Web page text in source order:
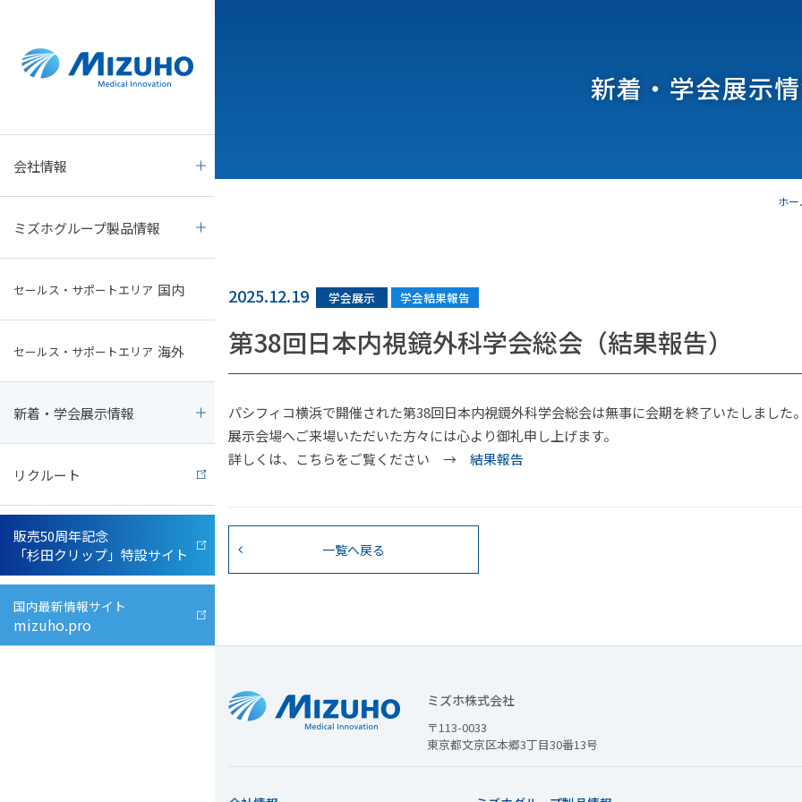
会社情報
会社概要
会社沿革
事業所一覧
ミズホグループ製品情報
mizuho.pro
ミズホOSI製品
外科手術関連機器
整形外科関連器具
PMDA
(独立行政法人 医薬品医療機器総合機構）
セールス・サポートエリア 国内
セールス・サポートエリア 海外
新着・学会展示情報
学会展示
学会展示スケジュール
メディア協力
リクルート
販売50周年記念
「杉田クリップ」特設サイト
国内最新情報サイト
mizuho.pro
新着・学会展示
ホ
2025.12.19 学会展示 学会結果報告
第38回日本内視鏡外科学会総会（結果報告）
パシフィコ横浜で開催された第38回日本内視鏡外科学会総会は無事に会期を終了いたしました
展示会場へご来場いただいた方々には心より御礼申し上げます。
詳しくは、こちらをご覧ください → 結果報告
一覧へ戻る
ミズホ株式会社
〒113-0033
東京都文京区本郷3丁目30番13号